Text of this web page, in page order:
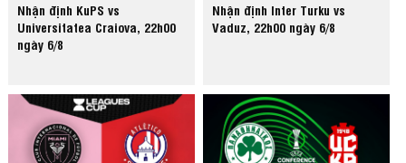
Nhận định KuPS vs
Universitatea Craiova, 22h00
ngày 6/8
Nhận định Inter Turku vs
Vaduz, 22h00 ngày 6/8